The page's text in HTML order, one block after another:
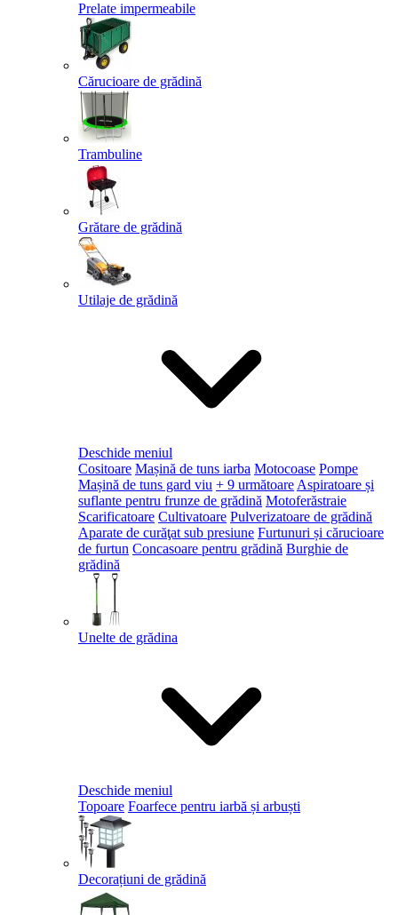
Prelate impermeabile
Cărucioare de grădină
Trambuline
Grătare de grădină
Utilaje de grădină
Deschide meniul
Cositoare Mașină de tuns iarba Motocoase Pompe
Mașină de tuns gard viu + 9 următoare Aspiratoare și
suflante pentru frunze de grădină Motoferăstraie
Scarificatoare Cultivatoare Pulverizatoare de grădină
Aparate de curăţat sub presiune Furtunuri și cărucioare
de furtun Concasoare pentru grădină Burghie de
grădină
Unelte de grădina
Deschide meniul
Topoare Foarfece pentru iarbă și arbuști
Decorațiuni de grădină